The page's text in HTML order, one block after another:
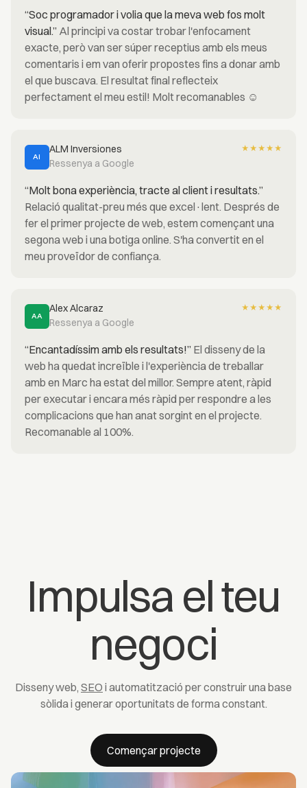
“Soc programador i volia que la meva web fos molt
visual.” Al principi va costar trobar l'enfocament
exacte, però van ser súper receptius amb els meus
comentaris i em van oferir propostes fins a donar amb
el que buscava. El resultat final reflecteix
perfectament el meu estil! Molt recomanables ☺️
AI
ALM Inversiones
Ressenya a Google
★ ★ ★ ★ ★
“Molt bona experiència, tracte al client i resultats.”
Relació qualitat-preu més que excel·lent. Després de
fer el primer projecte de web, estem començant una
segona web i una botiga online. S'ha convertit en el
meu proveïdor de confiança.
AA
Alex Alcaraz
Ressenya a Google
★ ★ ★ ★ ★
“Encantadíssim amb els resultats!” El disseny de la
web ha quedat increïble i l'experiència de treballar
amb en Marc ha estat del millor. Sempre atent, ràpid
per executar i encara més ràpid per respondre a les
complicacions que han anat sorgint en el projecte.
Recomanable al 100%.
Impulsa el teu
negoci
Disseny web, SEO i automatització per construir una base
sòlida i generar oportunitats de forma constant.
Començar projecte